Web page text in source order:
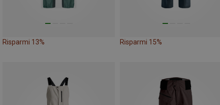
Risparmi 13% Risparmi 15%